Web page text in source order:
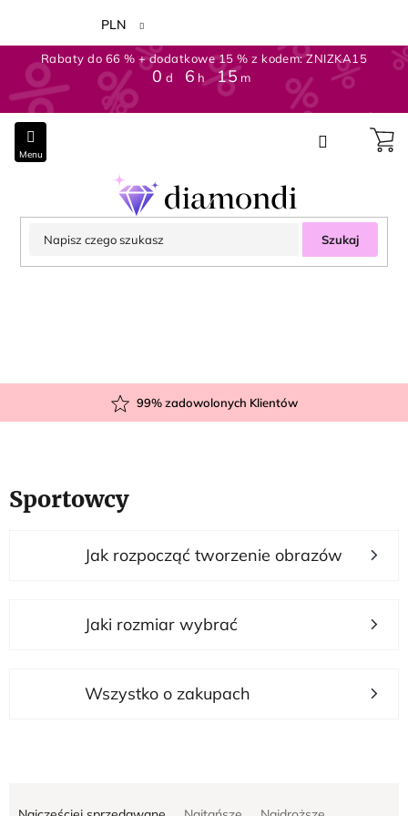
treści
Rabaty do 66 % + dodatkowe 15 % z kodem: ZNIZKA15
0 d 6 h 15 m
PLN
Szukaj
99% zadowolonych Klientów
Sportowcy
Jak rozpocząć tworzenie obrazów
Jaki rozmiar wybrać
Wszystko o zakupach